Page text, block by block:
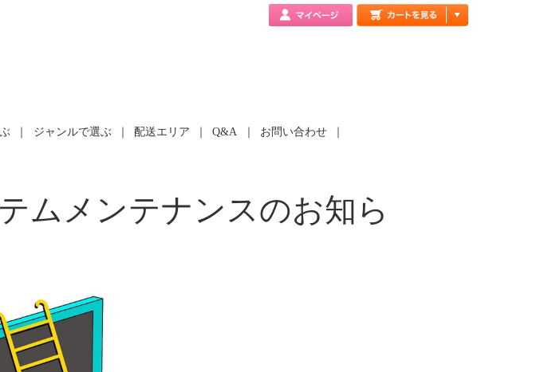
ジャンルで選ぶ 配送エリア Q&A お問い合わせ
ムメンテナンスのお知ら